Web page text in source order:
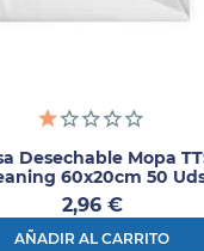
Mopa TTS
60x20cm 50
Precio
2,96 €
AÑADIR AL CARRITO